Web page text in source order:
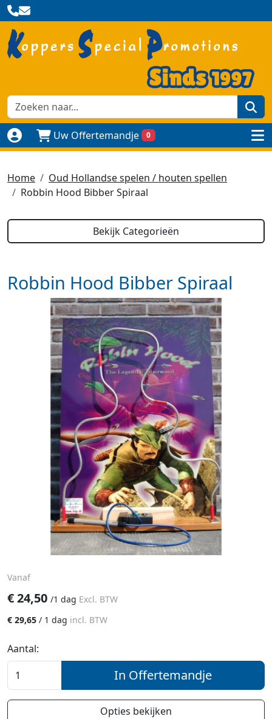
Naar login paginaUw Offertemandje 0
Home
Oud Hollandse spelen / houten spellen
Robbin Hood Bibber Spiraal
Bekijk Categorieën
Robbin Hood Bibber Spiraal
Vanaf
€24,50 /1 dag Excl. BTW
€ 29,65 / 1 dag incl. BTW
Aantal:
In Offertemandje
Opties bekijken